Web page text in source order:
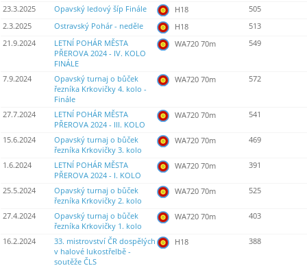
23.3.2025 Opavský ledový šíp Finále H18
505
2.3.2025
Ostravský Pohár - neděle H18
513
21.9.2024
LETNÍ POHÁR MĚSTA
PŘEROVA 2024 - IV. KOLO
FINÁLE
WA720 70m 549
7.9.2024
Opavský turnaj o bůček
řezníka Krkovičky 4. kolo -
Finále
WA720 70m 572
27.7.2024
LETNÍ POHÁR MĚSTA
PŘEROVA 2024 - III. KOLO
WA720 70m 541
15.6.2024
Opavský turnaj o bůček
řezníka Krkovičky 3. kolo
WA720 70m 469
1.6.2024
LETNÍ POHÁR MĚSTA
PŘEROVA 2024 - I. KOLO
WA720 70m 391
25.5.2024
Opavský turnaj o bůček
řezníka Krkovičky 2. kolo
WA720 70m 525
27.4.2024
Opavský turnaj o bůček
řezníka Krkovičky 1. kolo
WA720 70m 403
16.2.2024
33. mistrovství ČR dospělých
v halové lukostřelbě -
soutěže ČLS
H18 388